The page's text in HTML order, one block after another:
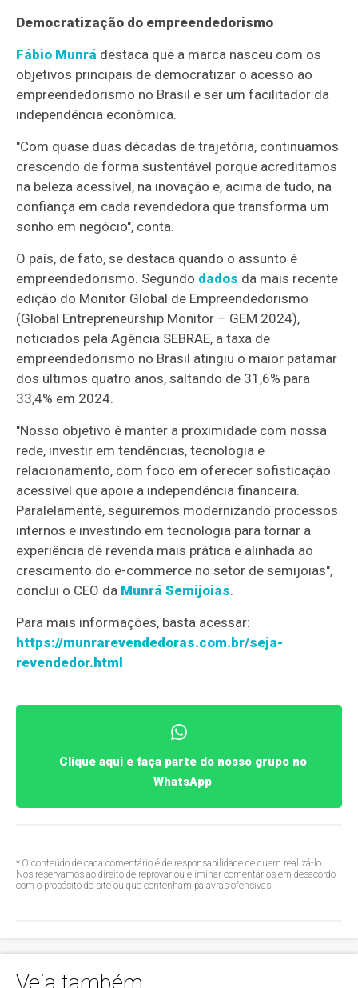
Democratização do empreendedorismo
Fábio Munrá destaca que a marca nasceu com os
objetivos principais de democratizar o acesso ao
empreendedorismo no Brasil e ser um facilitador da
independência econômica.
"Com quase duas décadas de trajetória, continuamos
crescendo de forma sustentável porque acreditamos
na beleza acessível, na inovação e, acima de tudo, na
confiança em cada revendedora que transforma um
sonho em negócio", conta.
O país, de fato, se destaca quando o assunto é
empreendedorismo. Segundo dados da mais recente
edição do Monitor Global de Empreendedorismo
(Global Entrepreneurship Monitor – GEM 2024),
noticiados pela Agência SEBRAE, a taxa de
empreendedorismo no Brasil atingiu o maior patamar
dos últimos quatro anos, saltando de 31,6% para
33,4% em 2024.
"Nosso objetivo é manter a proximidade com nossa
rede, investir em tendências, tecnologia e
relacionamento, com foco em oferecer sofisticação
acessível que apoie a independência financeira.
Paralelamente, seguiremos modernizando processos
internos e investindo em tecnologia para tornar a
experiência de revenda mais prática e alinhada ao
crescimento do e-commerce no setor de semijoias",
conclui o CEO da Munrá Semijoias.
Para mais informações, basta acessar:
https://munrarevendedoras.com.br/seja-
revendedor.html
Clique aqui e faça parte do nosso grupo no
WhatsApp
* O conteúdo de cada comentário é de responsabilidade de quem realizá-lo.
Nos reservamos ao direito de reprovar ou eliminar comentários em desacordo
com o propósito do site ou que contenham palavras ofensivas.